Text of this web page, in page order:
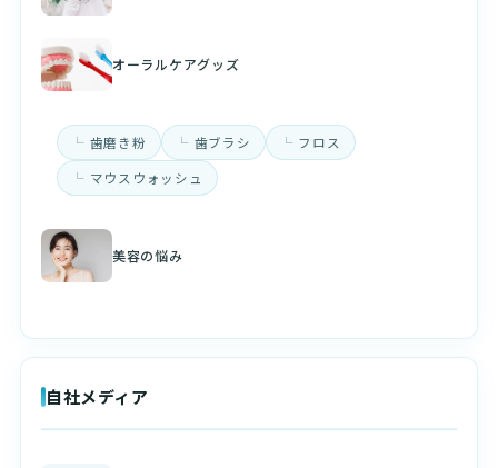
オーラルケアグッズ
歯磨き粉 歯ブラシ
フロス
マウスウォッシュ
美容の悩み
自社メディア